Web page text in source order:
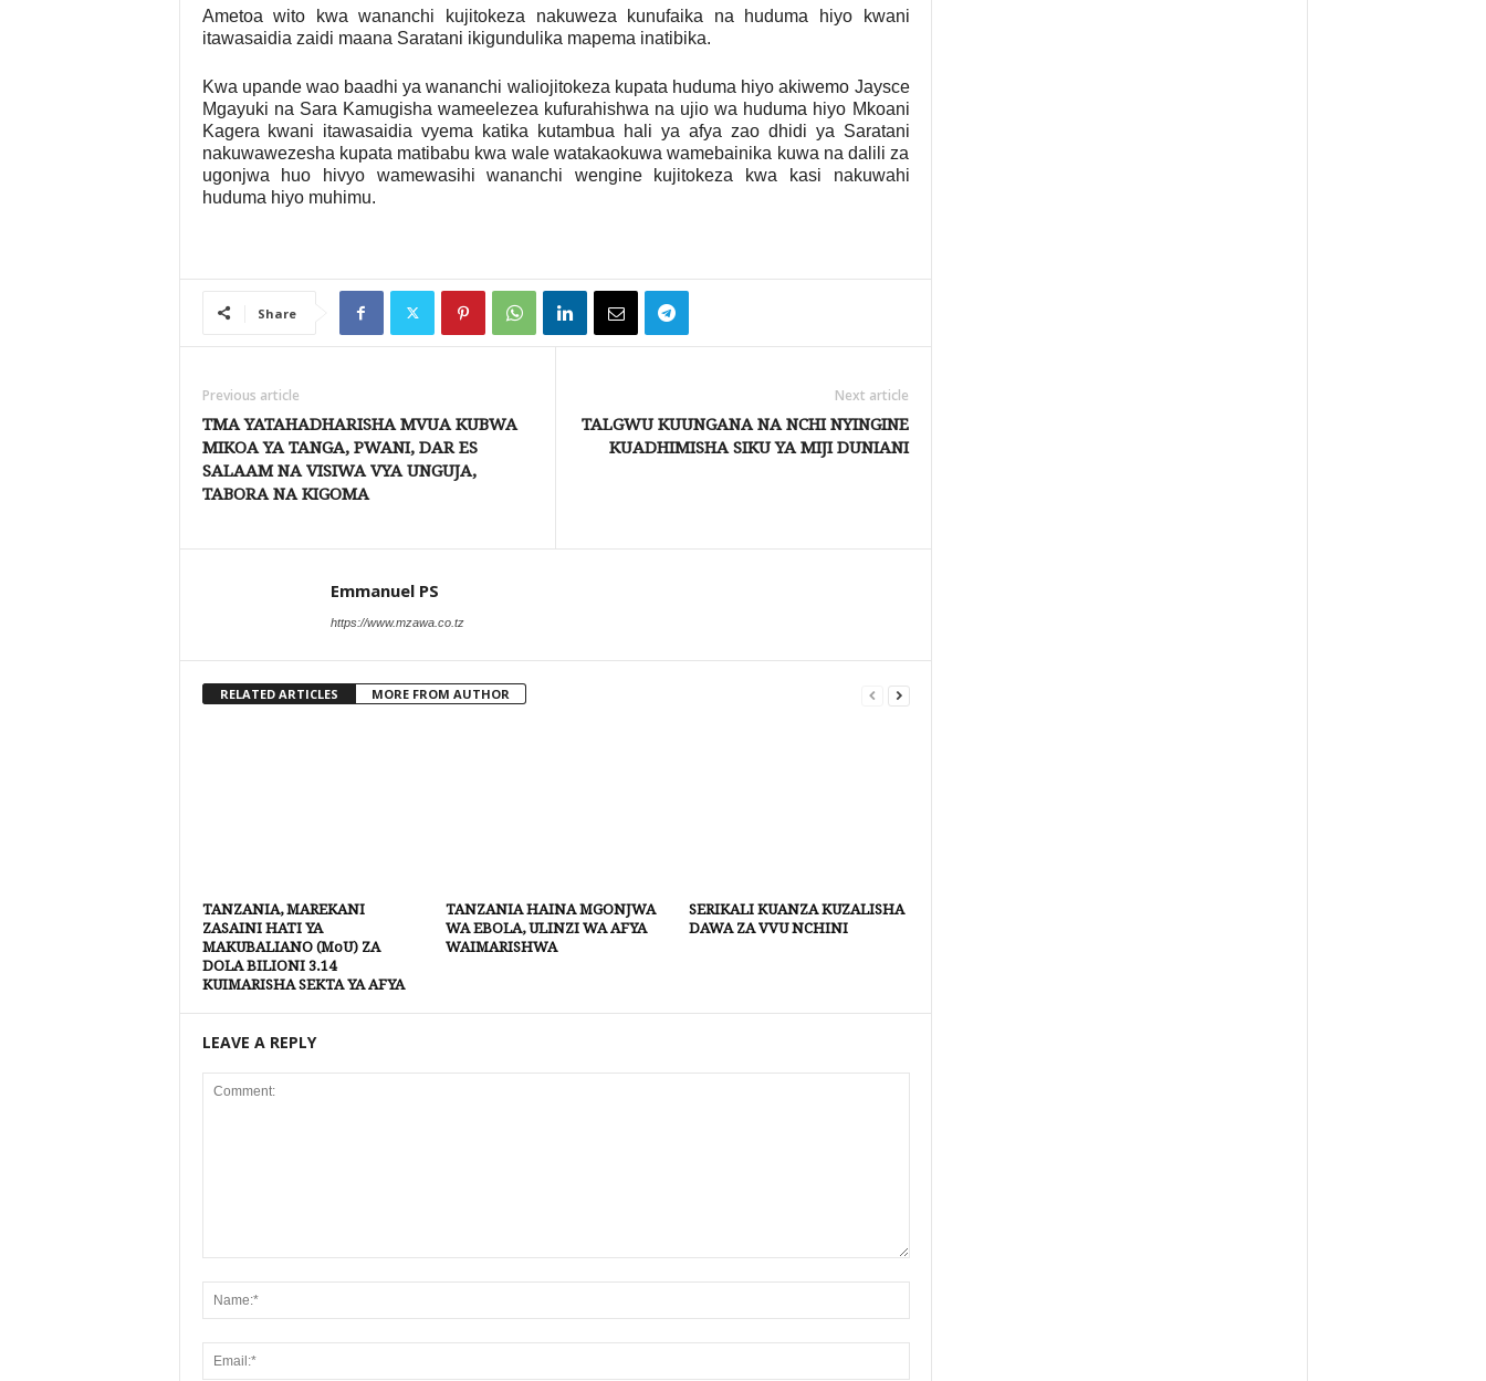
Ametoa wito kwa wananchi kujitokeza nakuweza kunufaika na huduma hiyo kwani
itawasaidia zaidi maana Saratani ikigundulika mapema inatibika.
Kwa upande wao baadhi ya wananchi waliojitokeza kupata huduma hiyo akiwemo Jaysce
Mgayuki na Sara Kamugisha wameelezea kufurahishwa na ujio wa huduma hiyo Mkoani
Kagera kwani itawasaidia vyema katika kutambua hali ya afya zao dhidi ya Saratani
nakuwawezesha kupata matibabu kwa wale watakaokuwa wamebainika kuwa na dalili za
ugonjwa huo hivyo wamewasihi wananchi wengine kujitokeza kwa kasi nakuwahi
huduma hiyo muhimu.
Share
Previous article
TMA YATAHADHARISHA MVUA KUBWA
MIKOA YA TANGA, PWANI, DAR ES
SALAAM NA VISIWA VYA UNGUJA,
TABORA NA KIGOMA
Next article
TALGWU KUUNGANA NA NCHI NYINGINE
KUADHIMISHA SIKU YA MIJI DUNIANI
Emmanuel PS
https://www.mzawa.co.tz
RELATED ARTICLES MORE FROM AUTHOR
TANZANIA, MAREKANI
ZASAINI HATI YA
MAKUBALIANO (MoU) ZA
DOLA BILIONI 3.14
KUIMARISHA SEKTA YA AFYA
TANZANIA HAINA MGONJWA
WA EBOLA, ULINZI WA AFYA
WAIMARISHWA
SERIKALI KUANZA KUZALISHA
DAWA ZA VVU NCHINI
LEAVE A REPLY